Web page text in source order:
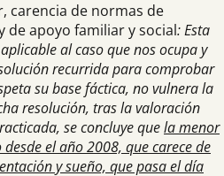
carencia de normas de
de apoyo familiar y social: Esta
al caso que nos ocupa y
recurrida para comprobar
su base fáctica, no vulnera la
resolución, tras la valoración
se concluye quela menor
el año 2008, que carece de
y sueño, que pasa el día